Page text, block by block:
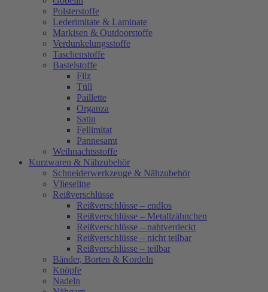
Polsterstoffe
Lederimitate & Laminate
Markisen & Outdoorstoffe
Verdunkelungsstoffe
Taschenstoffe
Bastelstoffe
Filz
Tüll
Paillette
Organza
Satin
Fellimitat
Pannesamt
Weihnachtsstoffe
Kurzwaren & Nähzubehör
Schneiderwerkzeuge & Nähzubehör
Vlieseline
Reißverschlüsse
Reißverschlüsse – endlos
Reißverschlüsse – Metallzähnchen
Reißverschlüsse – nahtverdeckt
Reißverschlüsse – nicht teilbar
Reißverschlüsse – teilbar
Bänder, Borten & Kordeln
Knöpfe
Nadeln